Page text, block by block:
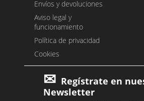
Envíos y devoluciones
Aviso legal y
funcionamiento
Política de privacidad
Cookies
Regístrate en
Newsletter